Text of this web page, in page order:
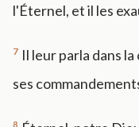
l'Éternel, et il les
7 Il leur parla dans
ses
8